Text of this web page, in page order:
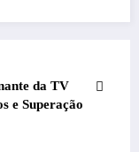
da TV
e Superação